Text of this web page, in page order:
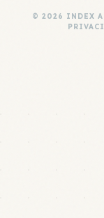
© 2026 INDEX